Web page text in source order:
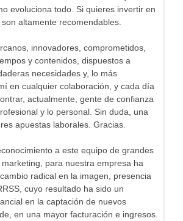
evoluciona todo. Si quieres invertir en
altamente recomendables.
innovadores, comprometidos,
y contenidos, dispuestos a
necesidades y, lo más
en cualquier colaboración, y cada día
actualmente, gente de confianza
y lo personal. Sin duda, una
apuestas laborales. Gracias.
a este equipo de grandes
para nuestra empresa ha
radical en la imagen, presencia
cuyo resultado ha sido un
en la captación de nuevos
en una mayor facturación e ingresos.